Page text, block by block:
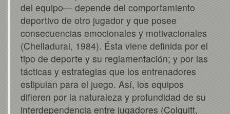
del equipo— depende del comportamiento
deportivo de otro jugador y que posee
consecuencias emocionales y motivacionales
(Chelladurai, 1984). Ésta viene definida por el
tipo de deporte y su reglamentación; y por las
tácticas y estrategias que los entrenadores
estipulan para el juego. Así, los equipos
difieren por la naturaleza y profundidad de su
interdependencia entre jugadores (Colquitt,